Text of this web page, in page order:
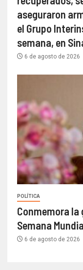
aseguraron
el Grupo
semana, en
6 de agosto de 2026
POLÍTICA
Conmemora la
Semana
6 de agosto de 2026